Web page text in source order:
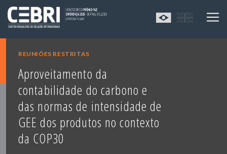
REUNIÕES RESTRITAS
Aproveitamento da
contabilidade do carbono e
das normas de intensidade de
GEE dos produtos no contexto
da COP30